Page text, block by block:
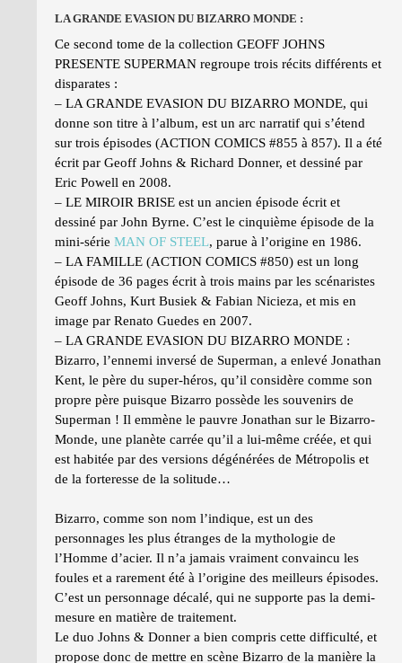
LA GRANDE EVASION DU BIZARRO MONDE :
Ce second tome de la collection GEOFF JOHNS
PRESENTE SUPERMAN regroupe trois récits différents et
disparates :
– LA GRANDE EVASION DU BIZARRO MONDE, qui
donne son titre à l’album, est un arc narratif qui s’étend
sur trois épisodes (ACTION COMICS #855 à 857). Il a été
écrit par Geoff Johns & Richard Donner, et dessiné par
Eric Powell en 2008.
– LE MIROIR BRISE est un ancien épisode écrit et
dessiné par John Byrne. C’est le cinquième épisode de la
mini-série MAN OF STEEL, parue à l’origine en 1986.
– LA FAMILLE (ACTION COMICS #850) est un long
épisode de 36 pages écrit à trois mains par les scénaristes
Geoff Johns, Kurt Busiek & Fabian Nicieza, et mis en
image par Renato Guedes en 2007.
– LA GRANDE EVASION DU BIZARRO MONDE :
Bizarro, l’ennemi inversé de Superman, a enlevé Jonathan
Kent, le père du super-héros, qu’il considère comme son
propre père puisque Bizarro possède les souvenirs de
Superman ! Il emmène le pauvre Jonathan sur le Bizarro-
Monde, une planète carrée qu’il a lui-même créée, et qui
est habitée par des versions dégénérées de Métropolis et
de la forteresse de la solitude…
Bizarro, comme son nom l’indique, est un des
personnages les plus étranges de la mythologie de
l’Homme d’acier. Il n’a jamais vraiment convaincu les
foules et a rarement été à l’origine des meilleurs épisodes.
C’est un personnage décalé, qui ne supporte pas la demi-
mesure en matière de traitement.
Le duo Johns & Donner a bien compris cette difficulté, et
propose donc de mettre en scène Bizarro de la manière la